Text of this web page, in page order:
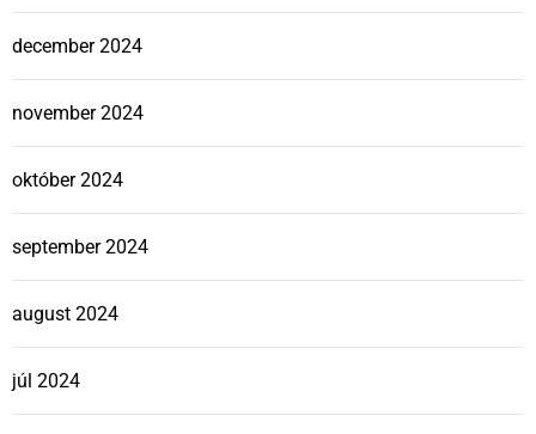
december 2024
november 2024
október 2024
september 2024
august 2024
júl 2024